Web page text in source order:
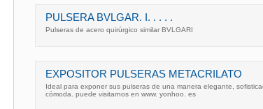
PULSERA BVLGAR. I. . . . .
Pulseras de acero quirúrgico similar BVLGARI
EXPOSITOR PULSERAS METACRILATO
Ideal para exponer sus pulseras de una manera elegante,
cómoda. puede visitarnos en www. yonhoo. es